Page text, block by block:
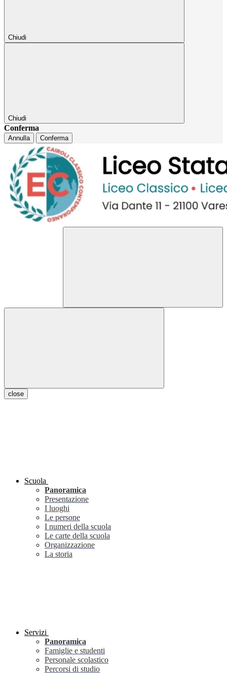
Chiudi
Chiudi
Conferma
Annulla Conferma
close
Scuola
Panoramica
Presentazione
I luoghi
Le persone
I numeri della scuola
Le carte della scuola
Organizzazione
La storia
Servizi
Panoramica
Famiglie e studenti
Personale scolastico
Percorsi di studio